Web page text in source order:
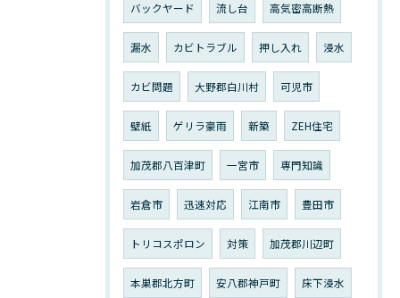
バックヤード 流し台 高気密高断熱
漏水 カビトラブル 押し入れ 浸水
カビ問題 大野郡白川村 可児市
壁紙 ゲリラ豪雨 新築 ZEH住宅
加茂郡八百津町 一宮市 専門知識
岩倉市 迅速対応 江南市 豊田市
トリコスポロン 対策 加茂郡川辺町
本巣郡北方町 安八郡神戸町 床下浸水